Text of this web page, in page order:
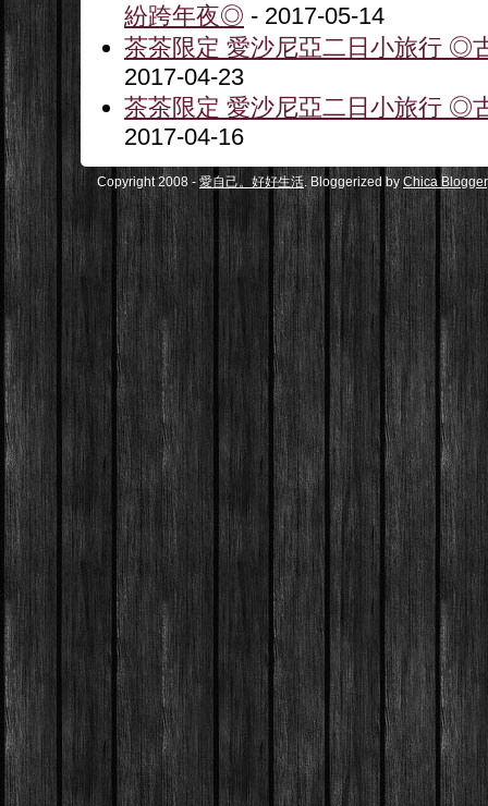
紛跨年夜◎ - 2017-05-14
茶茶限定 愛沙尼亞二日小旅行 ◎
2017-04-23
茶茶限定 愛沙尼亞二日小旅行 ◎
2017-04-16
Copyright 2008 - 愛自己。好好生活. Bloggerized byChica Blogger